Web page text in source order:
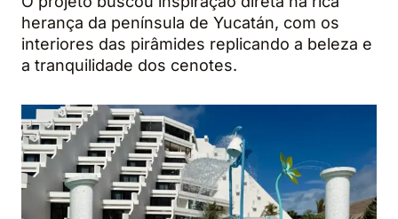
herança da península de Yucatán, com os
interiores das pirâmides replicando a beleza e
a tranquilidade dos cenotes.